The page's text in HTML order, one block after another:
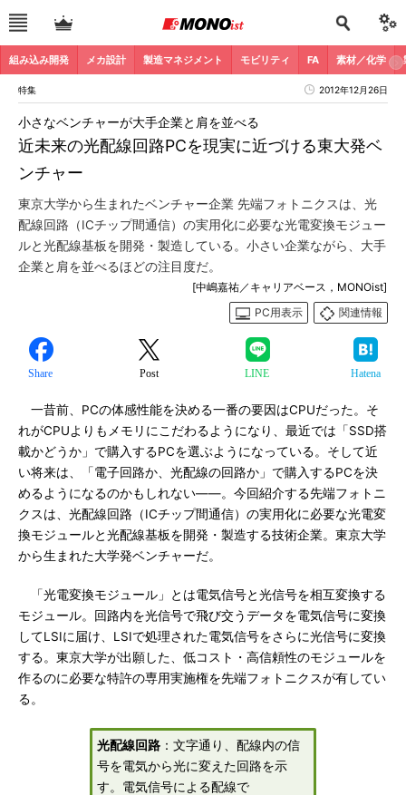
組み込み開発 メカ設計 製造マネジメント モビリティ FA 素材／化学
特集 2012年12月26日
近未来の光配線回路PCを現実に近づける東大発ベ
ンチャー
小さなベンチャーが大手企業と肩を並べる
東京大学から生まれたベンチャー企業 先端フォトニクスは、光
配線回路（ICチップ間通信）の実用化に必要な光電変換モジュー
ルと光配線基板を開発・製造している。小さい企業ながら、大手
企業と肩を並べるほどの注目度だ。
[中嶋嘉祐／キャリアベース，MONOist]
PC用表示
関連情報
Share Post LINE Hatena
一昔前、PCの体感性能を決める一番の要因はCPUだった。そ
れがCPUよりもメモリにこだわるようになり、最近では「SSD搭
載かどうか」で購入するPCを選ぶようになっている。そして近
い将来は、「電子回路か、光配線の回路か」で購入するPCを決
めるようになるのかもしれない――。今回紹介する先端フォトニ
クスは、光配線回路（ICチップ間通信）の実用化に必要な光電変
換モジュールと光配線基板を開発・製造する技術企業。東京大学
から生まれた大学発ベンチャーだ。
「光電変換モジュール」とは電気信号と光信号を相互変換する
モジュール。回路内を光信号で飛び交うデータを電気信号に変換
してLSIに届け、LSIで処理された電気信号をさらに光信号に変換
する。東京大学が出願した、低コスト・高信頼性のモジュールを
作るのに必要な特許の専用実施権を先端フォトニクスが有してい
る。
光配線回路 ：文字通り、配線内の信
号を電気から光に変えた回路を示
す。電気信号による配線で